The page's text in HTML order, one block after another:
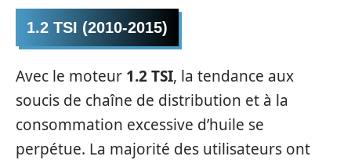
1.2 TSI (2010-2015)
Avec le moteur 1.2 TSI, la tendance aux
soucis de chaîne de distribution et à la
consommation excessive d’huile se
perpétue. La majorité des utilisateurs ont